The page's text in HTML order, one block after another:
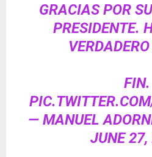
GRACIAS POR
PRESIDENTE.
FIN.
— MANUEL
JUNE